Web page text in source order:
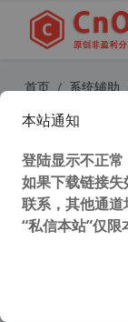
首页 系统辅助
避免系统
1/Win10
单高效！
1,631 次浏览
本站通知
登陆显示不正常
如果下载链接
联系，其他通
“私信本站”仅